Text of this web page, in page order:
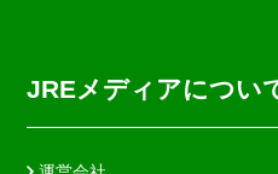
JREメディアについ